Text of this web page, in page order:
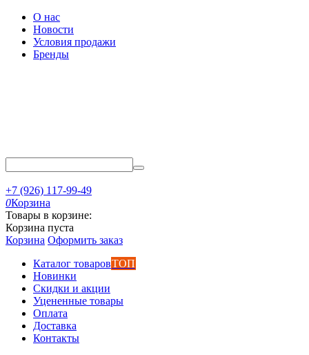
О нас
Новости
Условия продажи
Бренды
+7 (926) 117-99-49
0Корзина
Товары в корзине:
Корзина пуста
Корзина Оформить заказ
Каталог товаровТОП
Новинки
Скидки и акции
Уцененные товары
Оплата
Доставка
Контакты